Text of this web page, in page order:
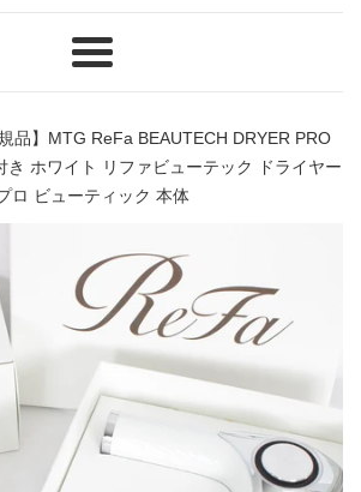
メ
規品】MTG ReFa BEAUTECH DRYER PRO
き ホワイト リファビューテック ドライヤー
ロ ビューティック 本体